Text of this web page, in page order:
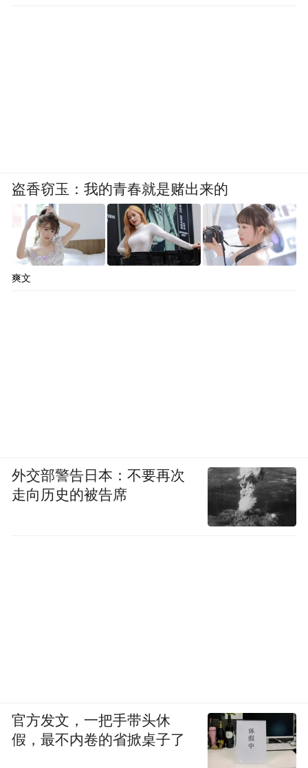
盗香窃玉：我的青春就是赌出来的
爽文
外交部警告日本：不要再次
走向历史的被告席
官方发文，一把手带头休
假，最不内卷的省掀桌子了